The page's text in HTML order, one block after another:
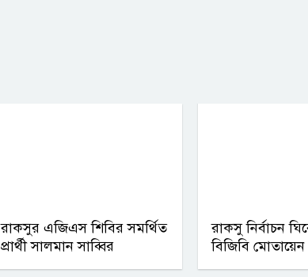
রাকসুর এজিএস শিবির সমর্থিত
প্রার্থী সালমান সাব্বির
রাকসু নির্বাচন
বিজিবি মোতায়েন